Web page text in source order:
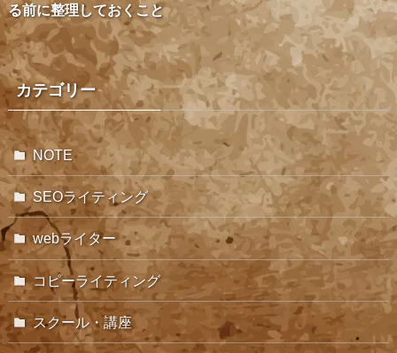
る前に整理しておくこと
カテゴリー
NOTE
SEOライティング
webライター
コピーライティング
スクール・講座